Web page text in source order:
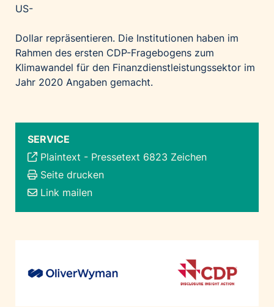
US-
Dollar repräsentieren. Die Institutionen haben im
Rahmen des ersten CDP-Fragebogens zum
Klimawandel für den Finanzdienstleistungssektor im
Jahr 2020 Angaben gemacht.
SERVICE
Plaintext - Pressetext 6823 Zeichen
Seite drucken
Link mailen